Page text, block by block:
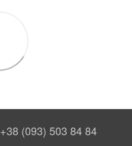
+38 (093) 503 84 84